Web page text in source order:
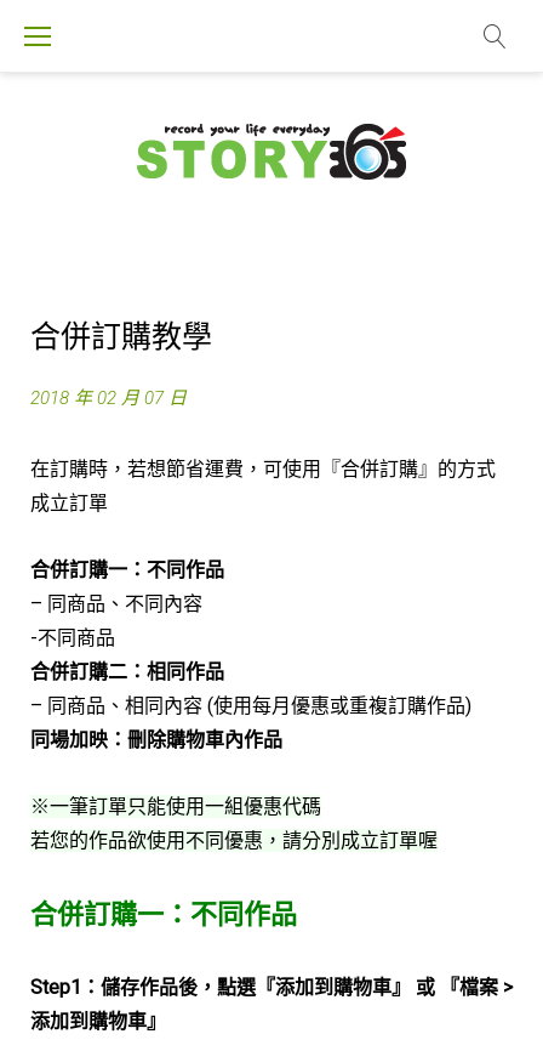
合併訂購教學
2018 年 02 月 07 日
在訂購時，若想節省運費，可使用『合併訂購』的方式
成立訂單
合併訂購一：不同作品
– 同商品、不同內容
-不同商品
合併訂購二：相同作品
– 同商品、相同內容 (使用每月優惠或重複訂購作品)
同場加映：刪除購物車內作品
※一筆訂單只能使用一組優惠代碼
若您的作品欲使用不同優惠，請分別成立訂單喔
合併訂購一：不同作品
Step1：儲存作品後，點選『添加到購物車』 或 『檔案 >
添加到購物車』